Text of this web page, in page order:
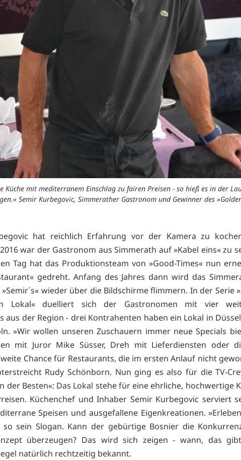
Küche mit mediterranem Einschlag zu fairen Preisen - so hieß es in der
Semir Kurbegovic, Simmerather Gastronom und Gewinner des
hat reichlich Erfahrung vor der Kamera zu
war der Gastronom aus Simmerath auf »Kabel eins« zu
Tag hat das Produktionsteam von »Good-Times« nun
gedreht. Anfang des Jahres dann wird das
wieder über die Bildschirme flimmern. In der Serie
Lokal« duelliert sich der Gastronomen mit vier
aus der Region - drei Kontrahenten haben ein Lokal in
»Wir wollen unseren Zuschauern immer neue Specials
mit Juror Mike Süsser, Dreh mit Lieferdiensten oder
Chance für Restaurants, die im ersten Anlauf nicht
Rudy Schönborn. Nun ging es also für die TV-
der Besten«: Das Lokal stehe für eine ehrliche, hochwertige
Küchenchef und Inhaber Semir Kurbegovic serviert
Speisen und ausgefallene Eigenkreationen.
so sein Slogan. Kann der gebürtige Bosnier die
überzeugen? Das wird sich zeigen - wann, das
natürlich rechtzeitig bekannt.